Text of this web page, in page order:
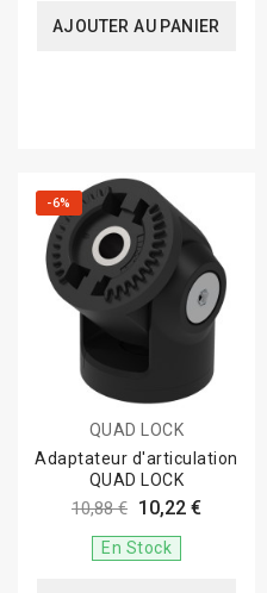
AJOUTER AU PANIER
-6%
QUAD LOCK
Adaptateur d'articulation
QUAD LOCK
10,88 € 10,22 €
En Stock